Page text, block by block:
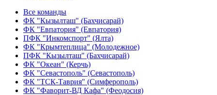
Все команды
ФК "Кызылташ" (Бахчисарай)
ФК "Евпатория" (Евпатория)
ПФК "Инкомспорт" (Ялта)
ФК "Крымтеплица" (Молодежное)
ПФК "Кызылташ" (Бахчисарай)
ФК "Океан" (Керчь)
ФК "Севастополь" (Севастополь)
ФК "ТСК-Таврия" (Симферополь)
ФК "Фаворит-ВД Кафа" (Феодосия)